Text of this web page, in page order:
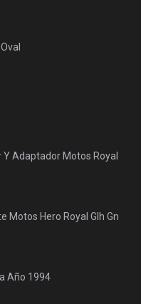
Adaptador Motos Royal
Motos Hero Royal Glh Gn
Año 1994